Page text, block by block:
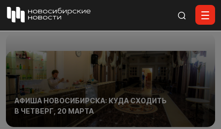
АФИША НОВОСИБИРСКА: КУДА СХОДИТЬ
В ЧЕТВЕРГ, 20 МАРТА